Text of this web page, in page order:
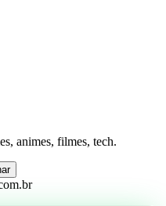
animes, filmes, tech.